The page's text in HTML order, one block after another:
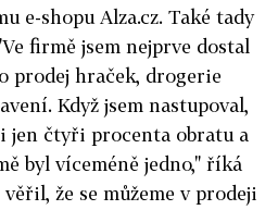
e-shopu Alza.cz. Také tady
firmě jsem nejprve dostal
prodej hraček, drogerie
Když jsem nastupoval,
jen čtyři procenta obratu a
byl víceméně jedno," říká
věřil, že se můžeme v prodeji